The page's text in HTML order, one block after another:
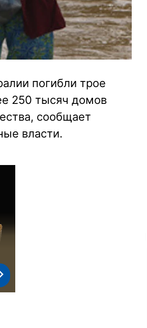
погибли трое
250 тысяч домов
сообщает
власти.